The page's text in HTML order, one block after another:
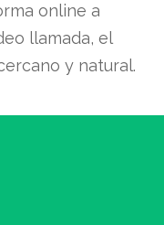
online a
llamada, el
y natural.